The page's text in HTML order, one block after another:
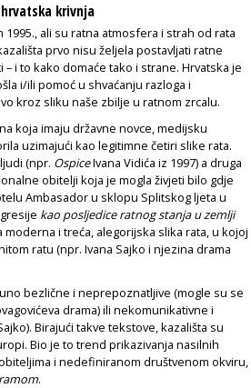
krivnja
ali su ratna atmosfera i strah od rata
prvo nisu željela postavljati ratne
i to kako domaće tako i strane. Hrvatska je
i/ili pomoć u shvaćanju razloga i
kroz sliku naše zbilje u ratnom zrcalu.
koja imaju državne novce, medijsku
uzimajući kao legitimne četiri slike rata.
(npr. OspiceIvana Vidića iz 1997) a druga
obitelji koja je mogla živjeti bilo gdje
Ambasador u sklopu Splitskog ljeta u
kao posljedice ratnog stanja u zemlji
i treća, alegorijska slika rata, u kojoj
ratu (npr. Ivana Sajko i njezina drama
bezlične i neprepoznatljive (mogle su se
drama) ili nekomunikativne i
Birajući takve tekstove, kazališta su
Bio je to trend prikazivanja nasilnih
i nedefiniranom društvenom okviru,
.